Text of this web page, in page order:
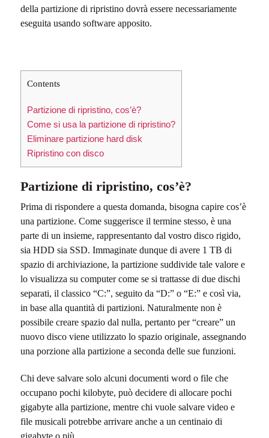
della partizione di ripristino dovrà essere necessariamente
eseguita usando software apposito.
Contents
Partizione di ripristino, cos’è?
Come si usa la partizione di ripristino?
Eliminare partizione hard disk
Ripristino con disco
Partizione di ripristino, cos’è?
Prima di rispondere a questa domanda, bisogna capire cos’è
una partizione. Come suggerisce il termine stesso, è una
parte di un insieme, rappresentanto dal vostro disco rigido,
sia HDD sia SSD. Immaginate dunque di avere 1 TB di
spazio di archiviazione, la partizione suddivide tale valore e
lo visualizza su computer come se si trattasse di due dischi
separati, il classico “C:”, seguito da “D:” o “E:” e così via,
in base alla quantità di partizioni. Naturalmente non è
possibile creare spazio dal nulla, pertanto per “creare” un
nuovo disco viene utilizzato lo spazio originale, assegnando
una porzione alla partizione a seconda delle sue funzioni.
Chi deve salvare solo alcuni documenti word o file che
occupano pochi kilobyte, può decidere di allocare pochi
gigabyte alla partizione, mentre chi vuole salvare video e
file musicali potrebbe arrivare anche a un centinaio di